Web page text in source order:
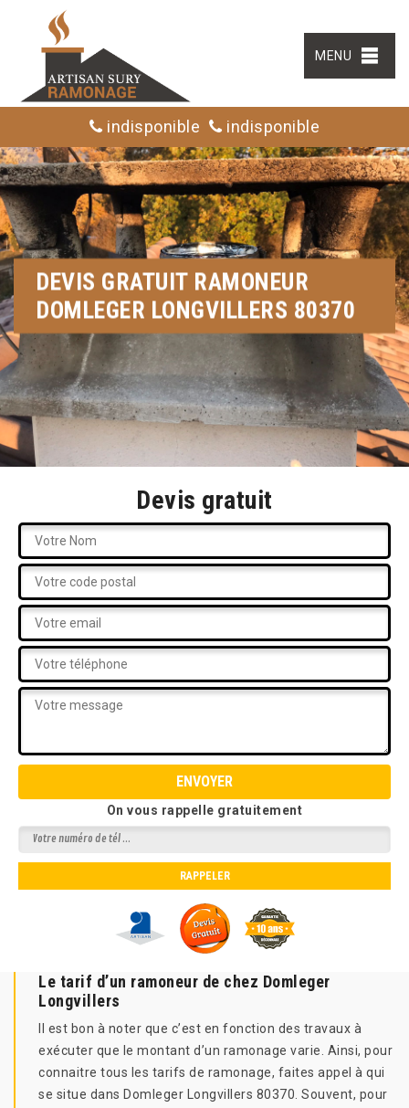
MENU
indisponible indisponible
DEVIS GRATUIT RAMONEUR
DOMLEGER LONGVILLERS 80370
Devis gratuit
On vous rappelle gratuitement
Le tarif d’un ramoneur de chez Domleger
Longvillers
Il est bon à noter que c’est en fonction des travaux à
exécuter que le montant d’un ramonage varie. Ainsi, pour
connaitre tous les tarifs de ramonage, faites appel à qui
se situe dans Domleger Longvillers 80370. Souvent, pour